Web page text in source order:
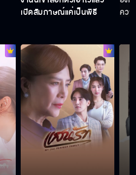
ทะเลาะกันงั้นเหรอ
ใคร
ถ้าคุณเพชรชอบใครสักคน แล้วเขาไม่เป็นอย่างที่
คิด ยังจะชอบอยู่มั้ยคะ
ผมยืนยันว่า ผมไม่ให้คุณออก
สักวันฟ้าจะลืมมันได้เอง เชื่อแม่นะ
เปิดสัมภาษณ์แค่เป็นพิธี
คว